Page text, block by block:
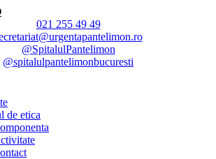
021 255 49 49
@SpitalulPantelimon
@spitalulpantelimonbucuresti
de etica